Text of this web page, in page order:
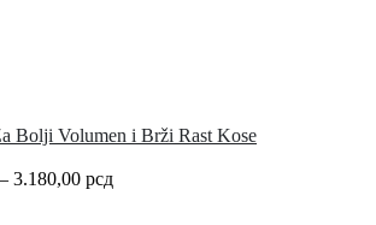
Bolji Volumen i Brži Rast Kose
– 3.180,00 рсд